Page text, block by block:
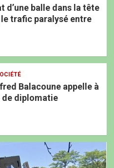
d’une balle dans la tête
trafic paralysé entre
Balacoune appelle à
de diplomatie